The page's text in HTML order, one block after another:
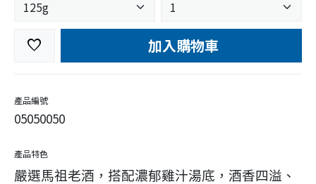
favorite 加入購物車
產品編號
05050050
產品特色
嚴選馬祖老酒，搭配濃郁雞汁湯底，酒香四溢、